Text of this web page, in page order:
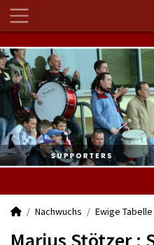
Nachwuchs Ewige Tabelle